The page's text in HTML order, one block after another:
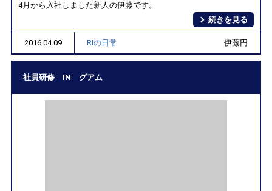
4月から入社しました新人の伊藤です。
続きを見る
2016.04.09 RIの日常 伊藤円
社員研修 IN グアム